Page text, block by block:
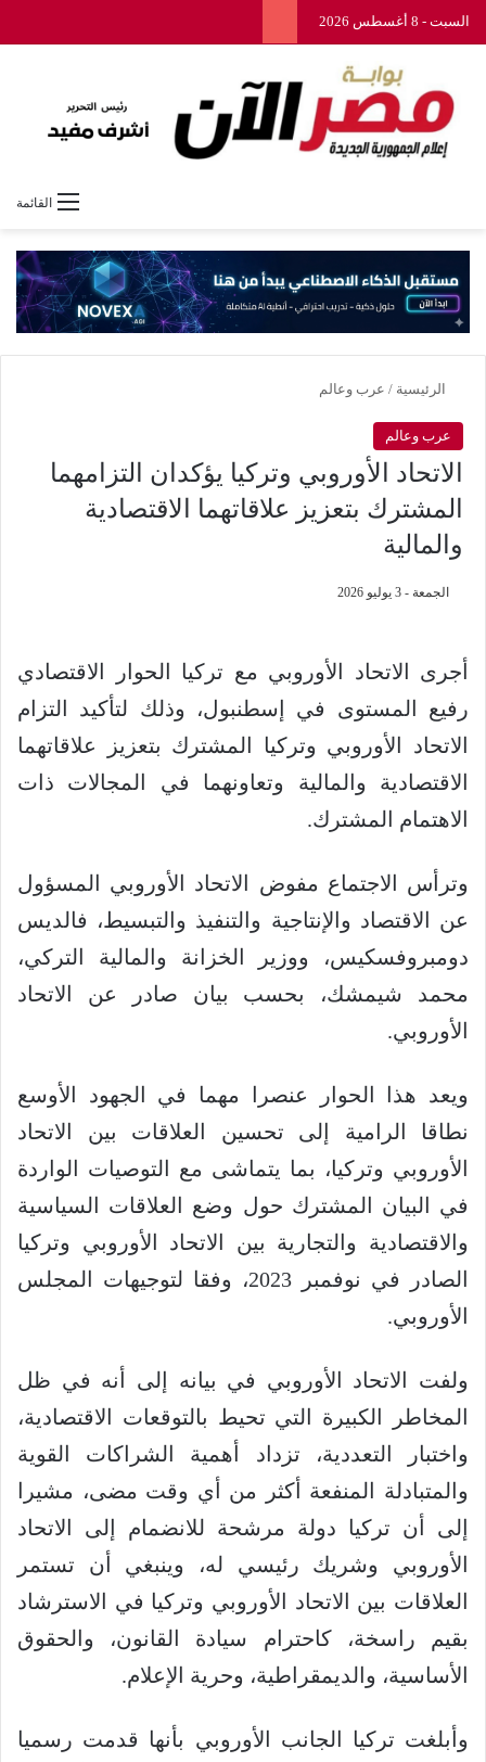
السبت - 8 أغسطس 2026
القائمة
الرئيسية / عرب وعالم
عرب وعالم
الاتحاد الأوروبي وتركيا يؤكدان التزامهما
المشترك بتعزيز علاقاتهما الاقتصادية
والمالية
الجمعة - 3 يوليو 2026
أجرى الاتحاد الأوروبي مع تركيا الحوار الاقتصادي
رفيع المستوى في إسطنبول، وذلك لتأكيد التزام
الاتحاد الأوروبي وتركيا المشترك بتعزيز علاقاتهما
الاقتصادية والمالية وتعاونهما في المجالات ذات
الاهتمام المشترك.
وترأس الاجتماع مفوض الاتحاد الأوروبي المسؤول
عن الاقتصاد والإنتاجية والتنفيذ والتبسيط، فالديس
دومبروفسكيس، ووزير الخزانة والمالية التركي،
محمد شيمشك، بحسب بيان صادر عن الاتحاد
الأوروبي.
ويعد هذا الحوار عنصرا مهما في الجهود الأوسع
نطاقا الرامية إلى تحسين العلاقات بين الاتحاد
الأوروبي وتركيا، بما يتماشى مع التوصيات الواردة
في البيان المشترك حول وضع العلاقات السياسية
والاقتصادية والتجارية بين الاتحاد الأوروبي وتركيا
الصادر في نوفمبر 2023، وفقا لتوجيهات المجلس
الأوروبي.
ولفت الاتحاد الأوروبي في بيانه إلى أنه في ظل
المخاطر الكبيرة التي تحيط بالتوقعات الاقتصادية،
واختبار التعددية، تزداد أهمية الشراكات القوية
والمتبادلة المنفعة أكثر من أي وقت مضى، مشيرا
إلى أن تركيا دولة مرشحة للانضمام إلى الاتحاد
الأوروبي وشريك رئيسي له، وينبغي أن تستمر
العلاقات بين الاتحاد الأوروبي وتركيا في الاسترشاد
بقيم راسخة، كاحترام سيادة القانون، والحقوق
الأساسية، والديمقراطية، وحرية الإعلام.
وأبلغت تركيا الجانب الأوروبي بأنها قدمت رسميا